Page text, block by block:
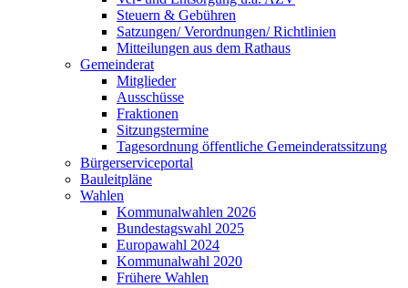
Steuern & Gebühren
Satzungen/ Verordnungen/ Richtlinien
Mitteilungen aus dem Rathaus
Gemeinderat
Mitglieder
Ausschüsse
Fraktionen
Sitzungstermine
Tagesordnung öffentliche Gemeinderatssitzung
Bürgerserviceportal
Bauleitpläne
Wahlen
Kommunalwahlen 2026
Bundestagswahl 2025
Europawahl 2024
Kommunalwahl 2020
Frühere Wahlen